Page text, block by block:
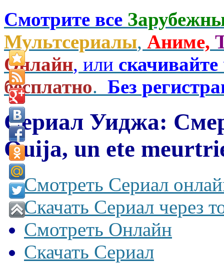
Смотрите все
Мультсериалы, Аниме,
Онлайн, или скачивайте
бесплатно. Без
Сериал Уиджа:
Ouija, un ete
Смотреть Сериал
Скачать Сериал через
Смотреть Онлайн
Скачать Сериал